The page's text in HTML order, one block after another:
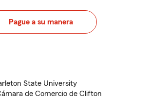
Pague a su manera
State University
de Comercio de Clifton